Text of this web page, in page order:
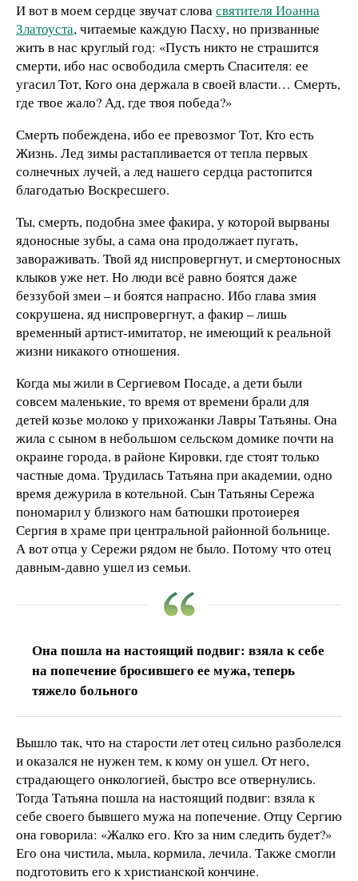
И вот в моем сердце звучат словасвятителя Иоанна
Златоуста, читаемые каждую Пасху, но призванные
жить в нас круглый год: «Пусть никто не страшится
смерти, ибо нас освободила смерть Спасителя: ее
угасил Тот, Кого она держала в своей власти… Смерть,
где твое жало? Ад, где твоя победа?»
Смерть побеждена, ибо ее превозмог Тот, Кто есть
Жизнь. Лед зимы растапливается от тепла первых
солнечных лучей, а лед нашего сердца растопится
благодатью Воскресшего.
Ты, смерть, подобна змее факира, у которой вырваны
ядоносные зубы, а сама она продолжает пугать,
завораживать. Твой яд ниспровергнут, и смертоносных
клыков уже нет. Но люди всё равно боятся даже
беззубой змеи – и боятся напрасно. Ибо глава змия
сокрушена, яд ниспровергнут, а факир – лишь
временный артист-имитатор, не имеющий к реальной
жизни никакого отношения.
Когда мы жили в Сергиевом Посаде, а дети были
совсем маленькие, то время от времени брали для
детей козье молоко у прихожанки Лавры Татьяны. Она
жила с сыном в небольшом сельском домике почти на
окраине города, в районе Кировки, где стоят только
частные дома. Трудилась Татьяна при академии, одно
время дежурила в котельной. Сын Татьяны Сережа
пономарил у близкого нам батюшки протоиерея
Сергия в храме при центральной районной больнице.
А вот отца у Сережи рядом не было. Потому что отец
давным-давно ушел из семьи.
Она пошла на настоящий подвиг: взяла к себе
на попечение бросившего ее мужа, теперь
тяжело больного
Вышло так, что на старости лет отец сильно разболелся
и оказался не нужен тем, к кому он ушел. От него,
страдающего онкологией, быстро все отвернулись.
Тогда Татьяна пошла на настоящий подвиг: взяла к
себе своего бывшего мужа на попечение. Отцу Сергию
она говорила: «Жалко его. Кто за ним следить будет?»
Его она чистила, мыла, кормила, лечила. Также смогли
подготовить его к христианской кончине.